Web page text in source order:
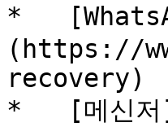
*
(https://
recovery)
*   [메신저